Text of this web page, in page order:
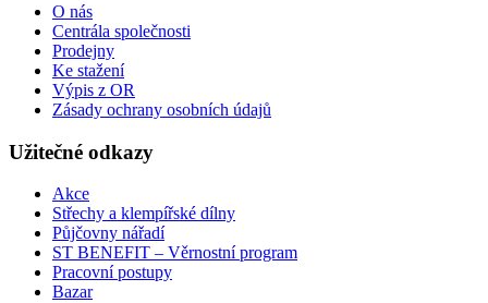
O nás
Centrála společnosti
Prodejny
Ke stažení
Výpis z OR
Zásady ochrany osobních údajů
Užitečné odkazy
Akce
Střechy a klempířské dílny
Půjčovny nářadí
ST BENEFIT – Věrnostní program
Pracovní postupy
Bazar